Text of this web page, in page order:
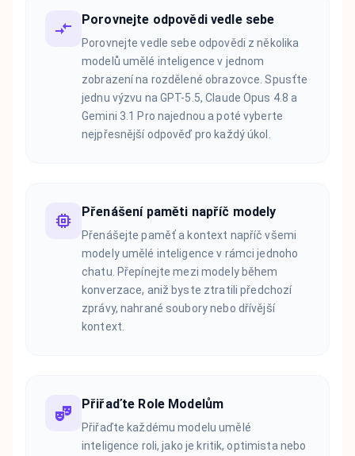
Porovnejte odpovědi vedle sebe
Porovnejte vedle sebe odpovědi z několika
modelů umělé inteligence v jednom
zobrazení na rozdělené obrazovce. Spusťte
jednu výzvu na GPT-5.5, Claude Opus 4.8 a
Gemini 3.1 Pro najednou a poté vyberte
nejpřesnější odpověď pro každý úkol.
Přenášení paměti napříč modely
Přenášejte paměť a kontext napříč všemi
modely umělé inteligence v rámci jednoho
chatu. Přepínejte mezi modely během
konverzace, aniž byste ztratili předchozí
zprávy, nahrané soubory nebo dřívější
kontext.
Přiřaďte Role Modelům
Přiřaďte každému modelu umělé
inteligence roli, jako je kritik, optimista nebo